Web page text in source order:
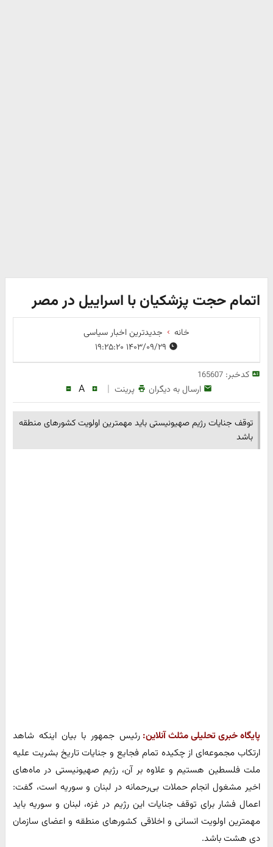
اتمام حجت پزشکیان با اسراییل در مصر
خانه
جدیدترین اخبار سیاسی
کدخبر:165607
ارسال به دیگران پرینت |
A
توقف جنایات رژیم صهیونیستی باید مهمترین اولویت کشورهای منطقه
باشد
پایگاه خبری تحلیلی مثلث آنلاین: رئیس جمهور با بیان اینکه شاهد
ارتکاب مجموعه‌ای از چکیده تمام فجایع و جنایات تاریخ بشریت علیه
ملت فلسطین هستیم و علاوه بر آن، رژیم صهیونیستی در ماه‌های
اخیر مشغول انجام حملات بی‌رحمانه در لبنان و سوریه است، گفت:
اعمال فشار برای توقف جنایات این رژیم در غزه، لبنان و سوریه باید
مهمترین اولویت انسانی و اخلاقی کشورهای منطقه و اعضای سازمان
دی هشت باشد.